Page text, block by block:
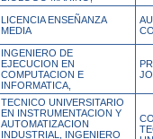
LICENCIA ENSEÑANZA
MEDIA
INGENIERO DE
EJECUCION EN
COMPUTACION E
INFORMATICA,
TECNICO UNIVERSITARIO
EN INSTRUMENTACION Y
AUTOMATIZACION
INDUSTRIAL, INGENIERO